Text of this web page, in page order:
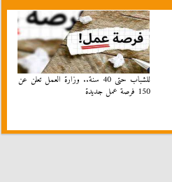
للشباب حتى 40 سنة.. وزارة العمل تعلن عن
150 فرصة عمل جديدة